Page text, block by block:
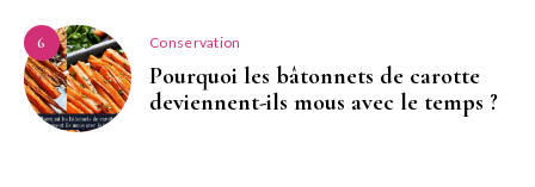
6 Conservation
Pourquoi les bâtonnets de carotte
deviennent-ils mous avec le temps ?